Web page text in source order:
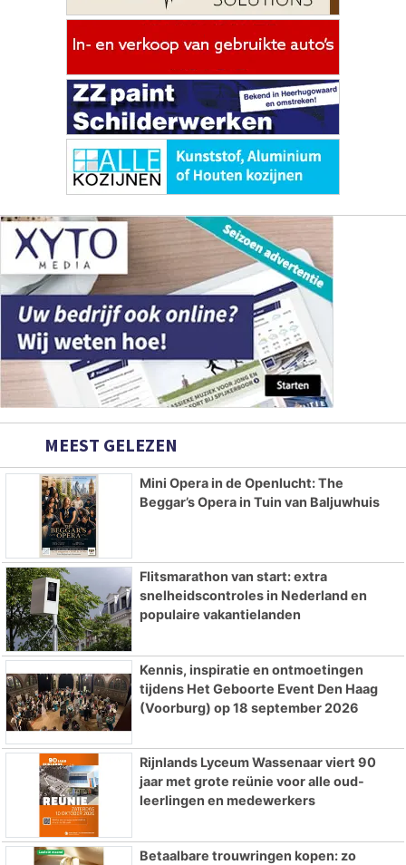
MEEST GELEZEN
Mini Opera in de Openlucht: The
Beggar’s Opera in Tuin van Baljuwhuis
Flitsmarathon van start: extra
snelheidscontroles in Nederland en
populaire vakantielanden
Kennis, inspiratie en ontmoetingen
tijdens Het Geboorte Event Den Haag
(Voorburg) op 18 september 2026
Rijnlands Lyceum Wassenaar viert 90
jaar met grote reünie voor alle oud-
leerlingen en medewerkers
Betaalbare trouwringen kopen: zo